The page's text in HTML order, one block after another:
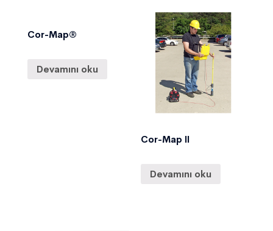
Cor-Map®
Devamını oku
Cor-Map II
Devamını oku